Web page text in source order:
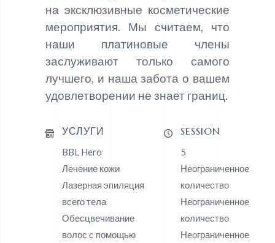
на эксклюзивные косметические
мероприятия. Мы считаем, что
наши платиновые члены
заслуживают только самого
лучшего, и наша забота о вашем
удовлетворении не знает границ.
УСЛУГИ
BBL Hero
Лечение кожи
Лазерная эпиляция
всего тела
Обесцвечивание
волос с помощью
SESSION
5
Неограниченное
количество
Неограниченное
количество
Неограниченное